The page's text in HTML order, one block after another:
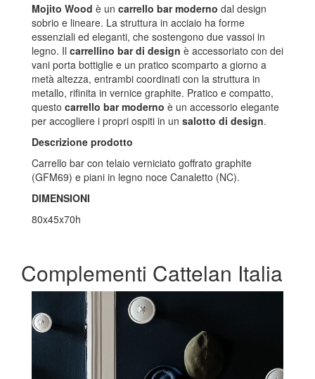
Mojito Wood è un carrello bar moderno dal design
sobrio e lineare. La struttura in acciaio ha forme
essenziali ed eleganti, che sostengono due vassoi in
legno. Il carrellino bar di design è accessoriato con dei
vani porta bottiglie e un pratico scomparto a giorno a
metà altezza, entrambi coordinati con la struttura in
metallo, rifinita in vernice graphite. Pratico e compatto,
questo carrello bar moderno è un accessorio elegante
per accogliere i propri ospiti in un salotto di design.
Descrizione prodotto
Carrello bar con telaio verniciato goffrato graphite
(GFM69) e piani in legno noce Canaletto (NC).
DIMENSIONI
80x45x70h
Complementi Cattelan Italia